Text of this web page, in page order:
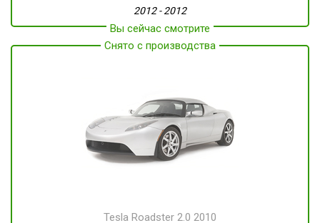
Вы сейчас смотрите
2012 - 2012
Снято с производства
Tesla Roadster 2.0 2010